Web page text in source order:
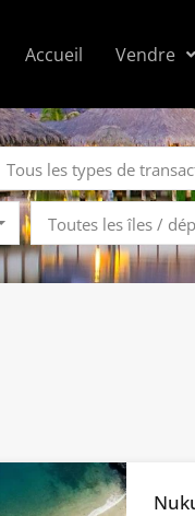
Accueil Vendre
Tous les types de
Toutes les îles /